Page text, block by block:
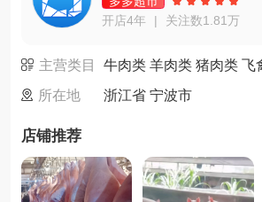
开店4年
| 关注数1.81万
主营类目
牛肉类 羊肉类 猪肉类 飞
所在地
浙江省 宁波市
店铺推荐